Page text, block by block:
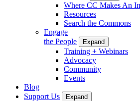
Where CC Makes An
Resources
Search the Commons
Engage
the People
Expand
Training + Webinars
Advocacy
Community
Events
Blog
Support Us
Expand